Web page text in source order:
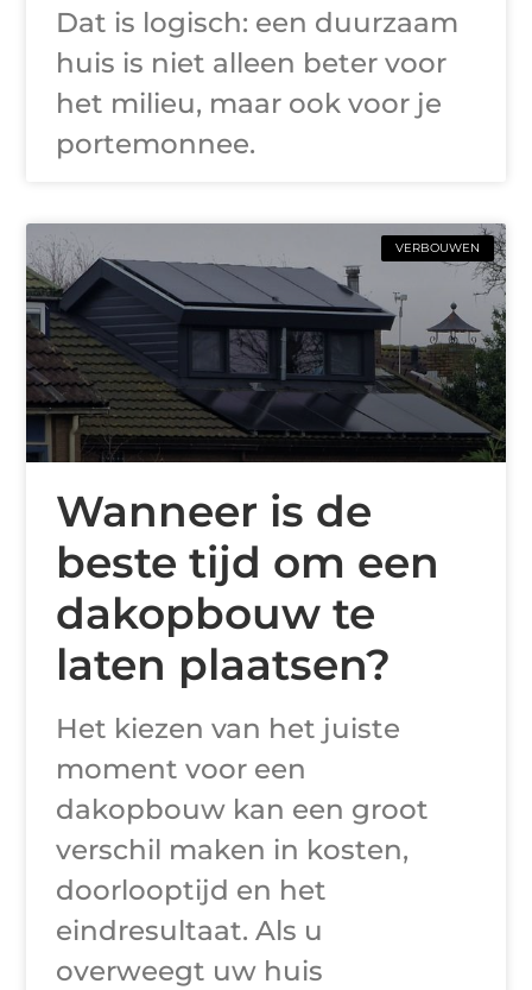
Dat is logisch: een duurzaam
huis is niet alleen beter voor
het milieu, maar ook voor je
portemonnee.
VERBOUWEN
Wanneer is de
beste tijd om een
dakopbouw te
laten plaatsen?
Het kiezen van het juiste
moment voor een
dakopbouw kan een groot
verschil maken in kosten,
doorlooptijd en het
eindresultaat. Als u
overweegt uw huis